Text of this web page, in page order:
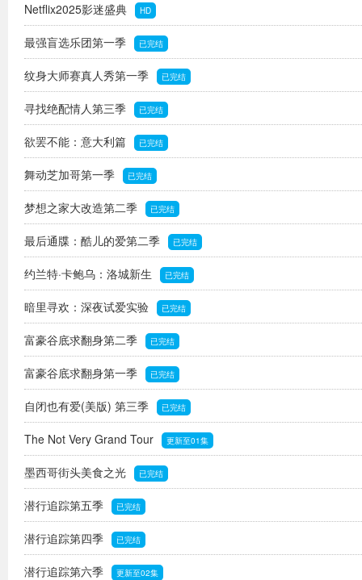
Netflix2025影迷盛典 HD
最强盲选乐团第一季 已完结
纹身大师赛真人秀第一季 已完结
寻找绝配情人第三季 已完结
欲罢不能：意大利篇 已完结
舞动芝加哥第一季 已完结
梦想之家大改造第二季 已完结
最后通牒：酷儿的爱第二季 已完结
约兰特·卡鲍乌：洛城新生 已完结
暗里寻欢：深夜试爱实验 已完结
富豪谷底求翻身第二季 已完结
富豪谷底求翻身第一季 已完结
自闭也有爱(美版) 第三季 已完结
The Not Very Grand Tour 更新至01集
墨西哥街头美食之光 已完结
潜行追踪第五季 已完结
潜行追踪第四季 已完结
潜行追踪第六季 更新至02集